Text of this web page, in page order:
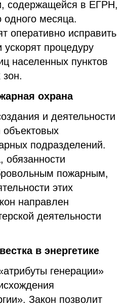
содержащейся в ЕГРН,
одного месяца.
оперативно исправить
процедуру
населенных пунктов
зон.
охрана
и деятельности
объектовых
подразделений.
пожарным,
этих
направлен
деятельности
в энергетике
генерации»
Закон позволит